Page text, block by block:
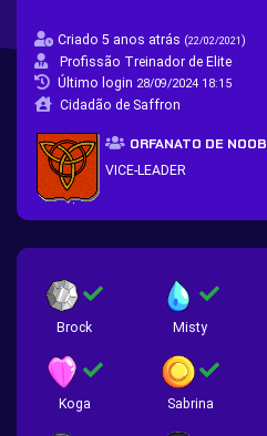
Criado 5 anos atrás (22/02/2021)
Profissão Treinador de Elite
Último login 28/09/2024 18:15
Cidadão de Saffron
ORFANATO DE NOOB
VICE-LEADER
Brock Misty
Koga Sabrina